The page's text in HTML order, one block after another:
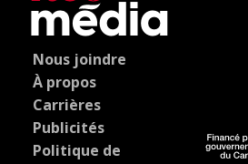
Nous joindre
À propos
Carrières
Publicités
Politique de